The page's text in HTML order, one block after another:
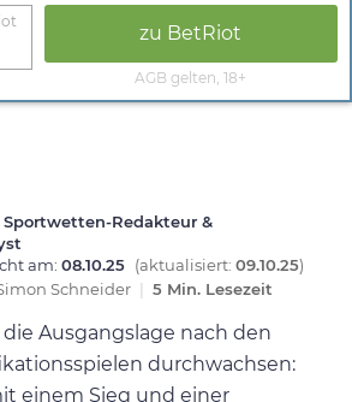
zu BetRiot
AGB gelten, 18+
Sportwetten-Redakteur &
am: 08.10.25 (aktualisiert: 09.10.25)
Schneider | 5 Min. Lesezeit
Ausgangslage nach den
durchwachsen:
einem Sieg und einer